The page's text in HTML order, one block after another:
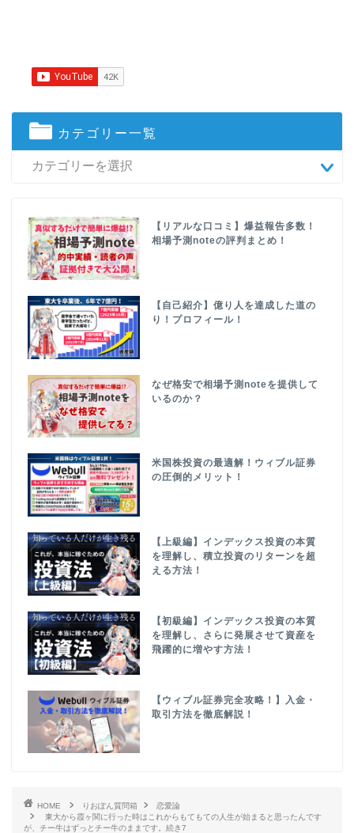
カテゴリー一覧
【リアルな口コミ】爆益報告多数！
相場予測noteの評判まとめ！
【自己紹介】億り人を達成した道の
り！プロフィール！
なぜ格安で相場予測noteを提供して
いるのか？
米国株投資の最適解！ウィブル証券
の圧倒的メリット！
【上級編】インデックス投資の本質
を理解し、積立投資のリターンを超
える方法！
【初級編】インデックス投資の本質
を理解し、さらに発展させて資産を
飛躍的に増やす方法！
【ウィブル証券完全攻略！】入金・
取引方法を徹底解説！
HOME りおぽん質問箱
恋愛論
東大から霞ヶ関に行った時はこれからもてもての人生が始まると思ったんです
が、チー牛はずっとチー牛のままです。続き7